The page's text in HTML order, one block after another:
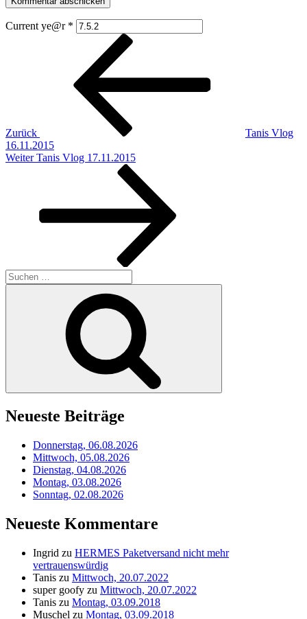
Current ye@r *
Beitragsnavigation
Zurück
Tanis Vlog
16.11.2015
Nächster
Weiter Tanis Vlog 17.11.2015
Suchen
nach:
Neueste Beiträge
Donnerstag, 06.08.2026
Mittwoch, 05.08.2026
Dienstag, 04.08.2026
Montag, 03.08.2026
Sonntag, 02.08.2026
Neueste Kommentare
Ingrid zu HERMES Paketversand nicht mehr
vertrauenswürdig
Tanis zu Mittwoch, 20.07.2022
super goofy zu Mittwoch, 20.07.2022
Tanis zu Montag, 03.09.2018
Muschel zu Montag, 03.09.2018